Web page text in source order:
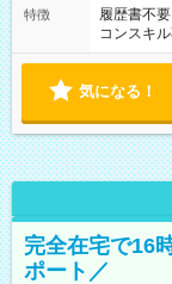
特徴 履歴書不要
コンスキ
気になる！
完全在宅で16
ポート／